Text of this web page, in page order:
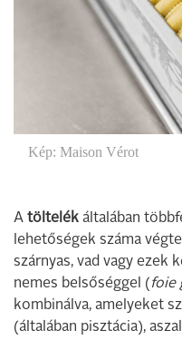
Kép: Maison Vérot
A töltelék általában
lehetőségek száma
szárnyas, vad vagy ezek
nemes belsőséggel ( foie
kombinálva, amelyeket
(általában pisztácia),